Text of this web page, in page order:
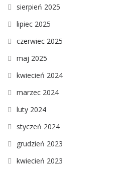
sierpień 2025
lipiec 2025
czerwiec 2025
maj 2025
kwiecień 2024
marzec 2024
luty 2024
styczeń 2024
grudzień 2023
kwiecień 2023